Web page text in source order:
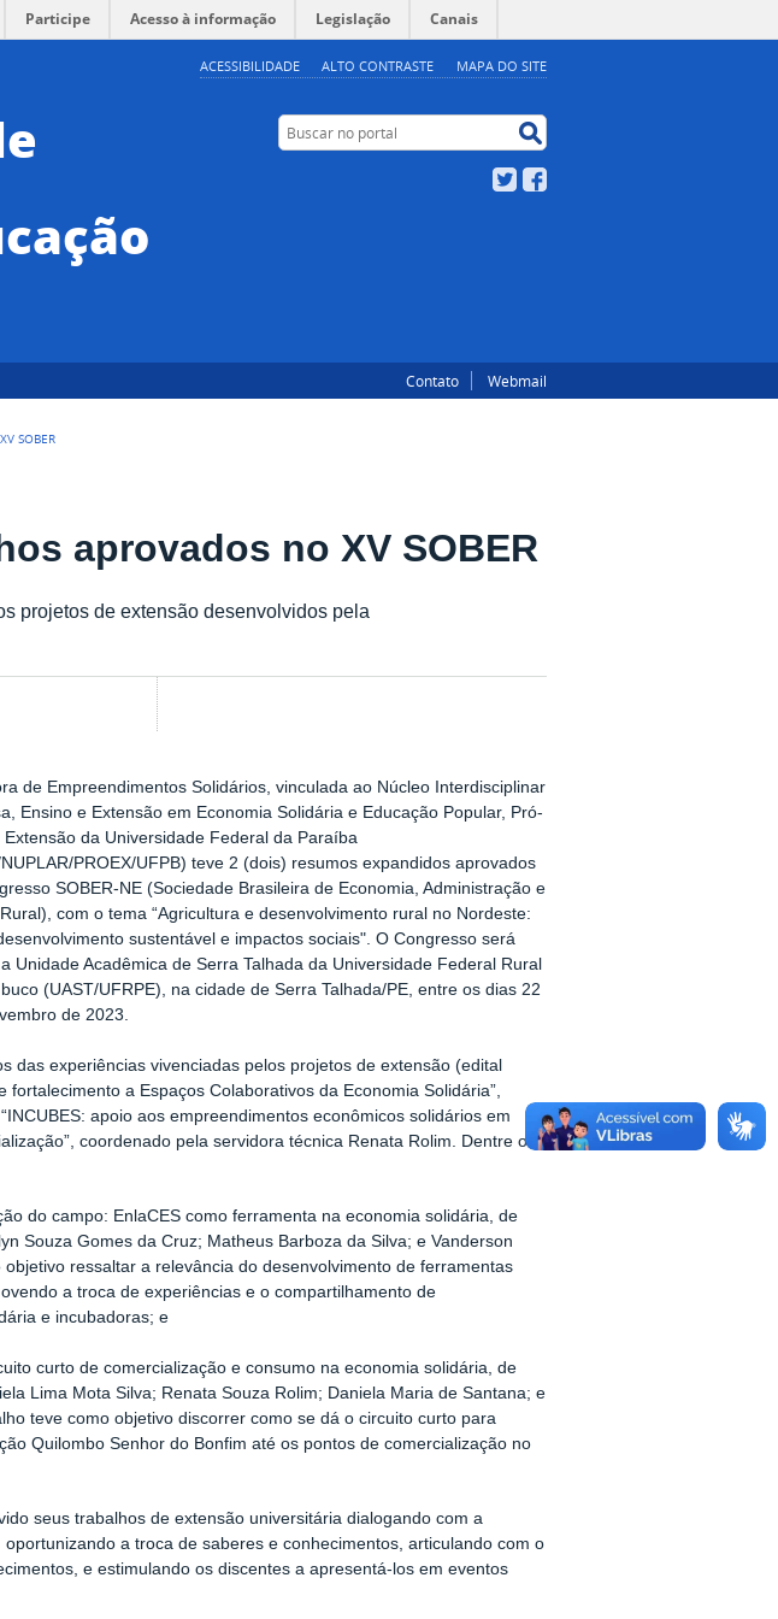
ACESSIBILIDADE ALTO CONTRASTE MAPA DO SITE
Participe Acesso à informação Legislação Canais
Buscar no portal
Twitter
Contato Webmail
SOBER
aprovados no XV SOBER
projetos de extensão desenvolvidos pela
de Empreendimentos Solidários, vinculada ao Núcleo Interdisciplinar
Ensino e Extensão em Economia Solidária e Educação Popular, Pró-
Extensão da Universidade Federal da Paraíba
PROEX/UFPB) teve 2 (dois) resumos expandidos aprovados
SOBER-NE (Sociedade Brasileira de Economia, Administração e
com o tema “Agricultura e desenvolvimento rural no Nordeste:
sustentável e impactos sociais". O Congresso será
Unidade Acadêmica de Serra Talhada da Universidade Federal Rural
(UAST/UFRPE), na cidade de Serra Talhada/PE, entre os dias 22
de 2023.
das experiências vivenciadas pelos projetos de extensão (edital
fortalecimento a Espaços Colaborativos da Economia Solidária”,
“INCUBES: apoio aos empreendimentos econômicos solidários em
coordenado pela servidora técnica Renata Rolim. Dentre os
do campo: EnlaCES como ferramenta na economia solidária, de
Souza Gomes da Cruz; Matheus Barboza da Silva; e Vanderson
ressaltar a relevância do desenvolvimento de ferramentas
a troca de experiências e o compartilhamento de
e incubadoras; e
curto de comercialização e consumo na economia solidária, de
Lima Mota Silva; Renata Souza Rolim; Daniela Maria de Santana; e
teve como objetivo discorrer como se dá o circuito curto para
Quilombo Senhor do Bonfim até os pontos de comercialização no
seus trabalhos de extensão universitária dialogando com a
a troca de saberes e conhecimentos, articulando com o
e estimulando os discentes a apresentá-los em eventos